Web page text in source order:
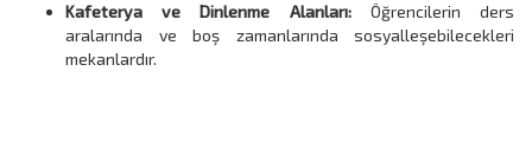
Kafeterya ve Dinlenme Alanları: Öğrencilerin ders
aralarında ve boş zamanlarında sosyalleşebilecekleri
mekanlardır.